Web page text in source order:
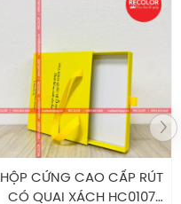
HỘP CỨNG CAO CẤP RÚT
CÓ QUAI XÁCH HC0107